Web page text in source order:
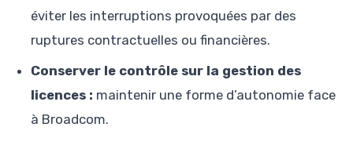
éviter les interruptions provoquées par des
ruptures contractuelles ou financières.
Conserver le contrôle sur la gestion des
licences : maintenir une forme d’autonomie face
à Broadcom.